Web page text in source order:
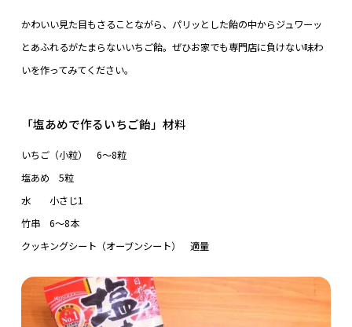
かわいい見た目もさることながら、パリッとした飴の中からジュワーッ
とあふれるがたまらないいちご飴。ぜひお家でも専門店に負けない味わ
いを作ってみてください。
「塩あめで作るいちご飴」材料
いちご（小粒） 6～8粒
塩あめ 5粒
水 小さじ1
竹串 6～8本
クッキングシート（オーブンシート） 適量